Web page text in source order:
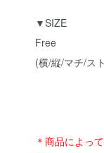
▼SIZE
Free
(横/縦/マチ/ス
＊商品によっ